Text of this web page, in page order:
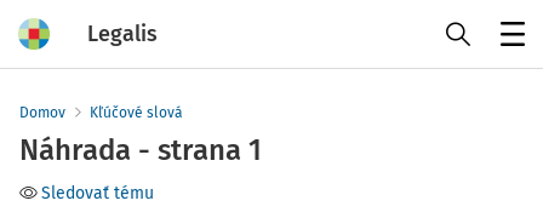
Legalis
Domov Kľúčové slová
Náhrada - strana 1
Sledovať tému